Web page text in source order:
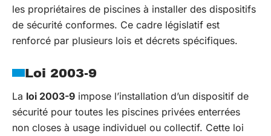
les propriétaires de piscines à installer des dispositifs
de sécurité conformes. Ce cadre législatif est
renforcé par plusieurs lois et décrets spécifiques.
Loi 2003-9
La loi 2003-9 impose l’installation d’un dispositif de
sécurité pour toutes les piscines privées enterrées
non closes à usage individuel ou collectif. Cette loi